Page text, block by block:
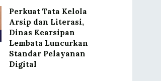
Perkuat Tata Kelola
Arsip dan Literasi,
Dinas Kearsipan
Lembata Luncurkan
Standar Pelayanan
Digital